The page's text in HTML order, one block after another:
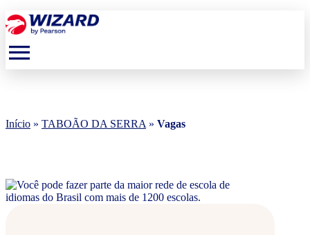
menu
Início » TABOÃO DA SERRA » Vagas